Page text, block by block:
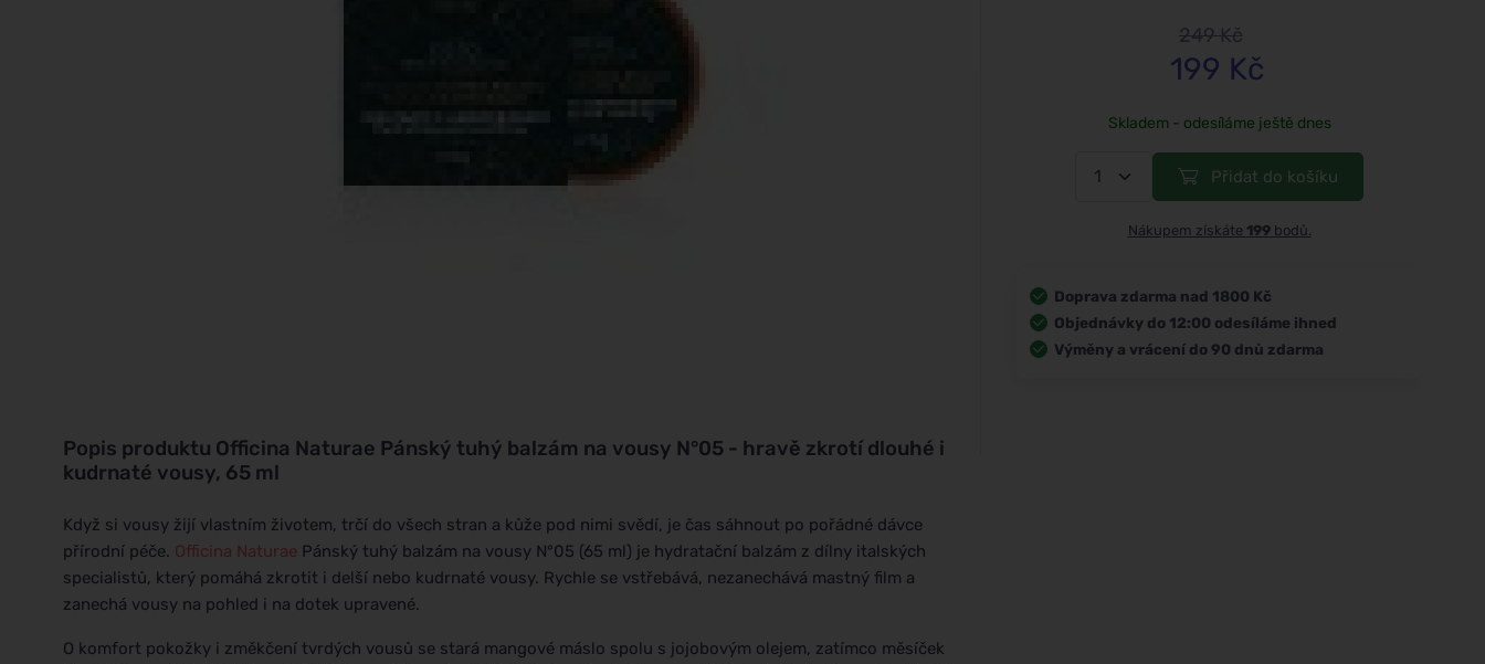
Popis produktu Officina Naturae Pánský tuhý balzám na vousy N°05 - hravě zkrotí dlouhé i
kudrnaté vousy, 65 ml
Když si vousy žijí vlastním životem, trčí do všech stran a kůže pod nimi svědí, je čas sáhnout po pořádné dávce
přírodní péče. Officina Naturae Pánský tuhý balzám na vousy N°05 (65 ml) je hydratační balzám z dílny italských
specialistů, který pomáhá zkrotit i delší nebo kudrnaté vousy. Rychle se vstřebává, nezanechává mastný film a
zanechá vousy na pohled i na dotek upravené.
O komfort pokožky i změkčení tvrdých vousů se stará mangové máslo spolu s jojobovým olejem, zatímco měsíček
249 Kč
199 Kč
Skladem - odesíláme ještě dnes
Přidat do košíku
Nákupem získáte 199bodů.
Doprava zdarma nad 1800 Kč
Objednávky do 12:00 odesíláme ihned
Výměny a vrácení do 90 dnů zdarma